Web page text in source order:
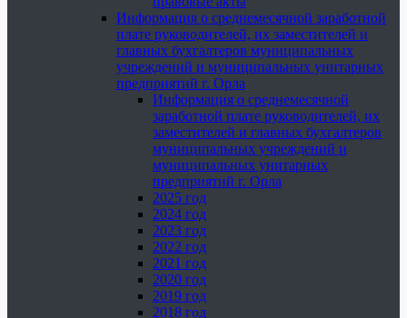
Информация о среднемесячной заработной
плате руководителей, их заместителей и
главных бухгалтеров муниципальных
учреждений и муниципальных унитарных
предприятий г. Орла
Информация о среднемесячной
заработной плате руководителей, их
заместителей и главных бухгалтеров
муниципальных учреждений и
муниципальных унитарных
предприятий г. Орла
2025 год
2024 год
2023 год
2022 год
2021 год
2020 год
2019 год
2018 год